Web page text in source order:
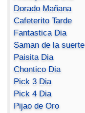
Dorado Mañana
Cafeterito Tarde
Fantastica Dia
Saman de la suerte
Paisita Dia
Chontico Dia
Pick 3 Dia
Pick 4 Dia
Pijao de Oro